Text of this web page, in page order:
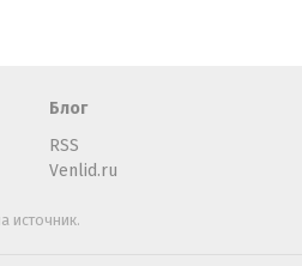
Блог
RSS
Venlid.ru
источник.